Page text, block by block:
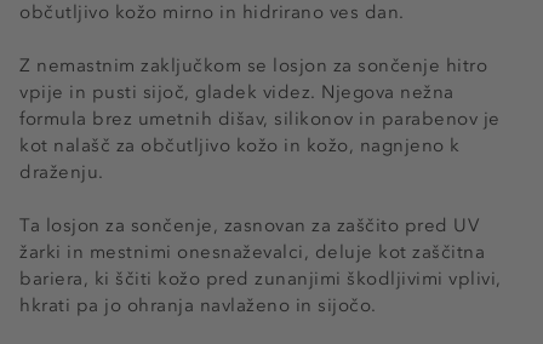
občutljivo kožo mirno in hidrirano ves dan.
Z nemastnim zaključkom se losjon za sončenje hitro
vpije in pusti sijoč, gladek videz. Njegova nežna
formula brez umetnih dišav, silikonov in parabenov je
kot nalašč za občutljivo kožo in kožo, nagnjeno k
draženju.
Ta losjon za sončenje, zasnovan za zaščito pred UV
žarki in mestnimi onesnaževalci, deluje kot zaščitna
bariera, ki ščiti kožo pred zunanjimi škodljivimi vplivi,
hkrati pa jo ohranja navlaženo in sijočo.